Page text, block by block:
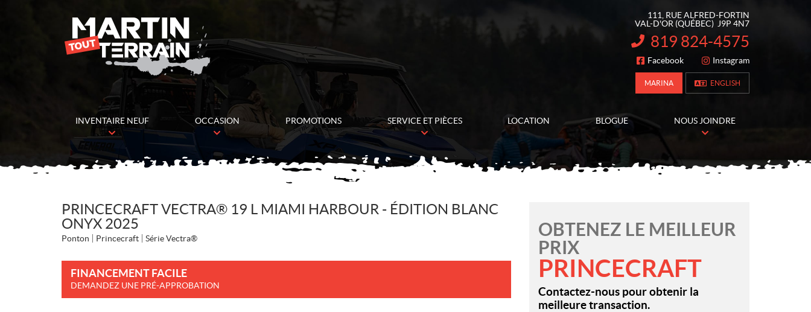
111, RUE ALFRED-FORTIN
VAL-D'OR (QUÉBEC) J9P 4N7
INFORMATION :
819 824-4575
SUIVEZ-NOUS
Facebook Instagram
MARINA ENGLISH
INVENTAIRE NEUF OCCASION PROMOTIONS SERVICE ET PIÈCES LOCATION BLOGUE NOUS JOINDRE
PRINCECRAFT VECTRA® 19 L MIAMI HARBOUR - ÉDITION BLANC
ONYX 2025
Ponton Princecraft Série Vectra®
FINANCEMENT FACILE
DEMANDEZ UNE PRÉ-APPROBATION
OBTENEZ LE MEILLEUR
PRIX
PRINCECRAFT
Contactez-nous pour obtenir la
meilleure transaction.